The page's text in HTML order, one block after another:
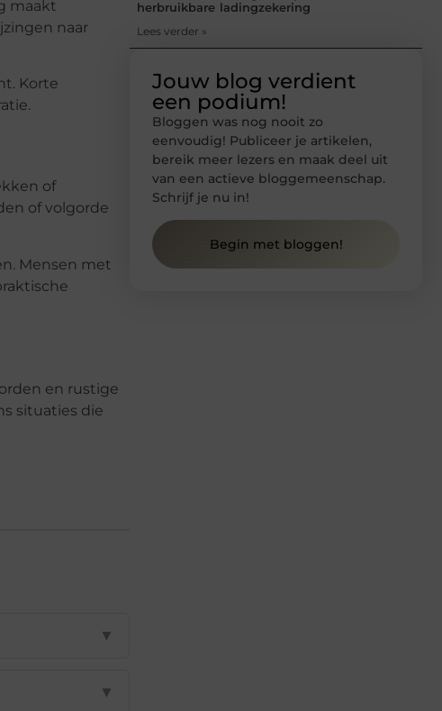
maakt
naar
Korte
of
of volgorde
Mensen met
en rustige
situaties die
▼
▼
herbruikbare ladingzekering
Lees verder »
Jouw blog verdient
een podium!
Bloggen was nog nooit zo
eenvoudig! Publiceer je artikelen,
bereik meer lezers en maak deel uit
van een actieve bloggemeenschap.
Schrijf je nu in!
Begin met bloggen!